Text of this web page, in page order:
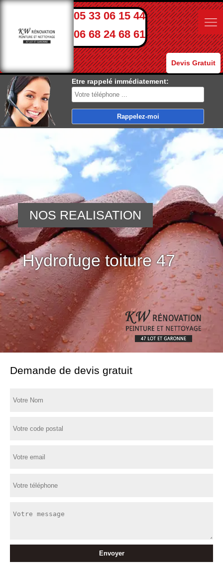
05 33 06 15 44
06 68 24 68 61
Devis Gratuit
Etre rappelé immédiatement:
Hydrofuge toiture 47
NOS REALISATION
Demande de devis gratuit